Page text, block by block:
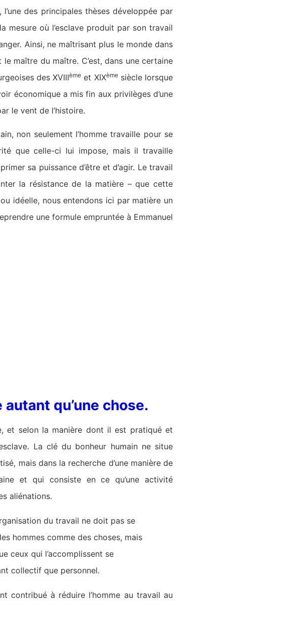
l’une des principales thèses développée par
mesure où l’esclave produit par son travail
Ainsi, ne maîtrisant plus le monde dans
maître du maître. C’est, dans une certaine
des XVIIIème et XIXèmesiècle lorsque
économique a mis fin aux privilèges d’une
le vent de l’histoire.
non seulement l’homme travaille pour se
que celle-ci lui impose, mais il travaille
sa puissance d’être et d’agir. Le travail
la résistance de la matière – que cette
idéelle, nous entendons ici par matière un
une formule empruntée à Emmanuel
qu’une chose.
et selon la manière dont il est pratiqué et
La clé du bonheur humain ne situe
mais dans la recherche d’une manière de
et qui consiste en ce qu’une activité
aliénations.
du travail ne doit pas se
hommes comme des choses, mais
ceux qui l’accomplissent se
collectif que personnel.
contribué à réduire l’homme au travail au